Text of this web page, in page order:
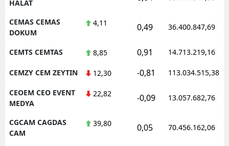
HALAT
CEMAS CEMAS
DOKUM
4,11 0,49 36.400.847,69
CEMTS CEMTAS 8,85 0,91 14.713.219,16
CEMZY CEM ZEYTIN 12,30 -0,81 113.034.515,38
CEOEM CEO EVENT
MEDYA
22,82 -0,09 13.057.682,76
CGCAM CAGDAS
CAM
39,80 0,05 70.456.162,06